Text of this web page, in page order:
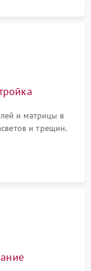
и матрицы в
и трещин.
корпуса.
обеспечения.